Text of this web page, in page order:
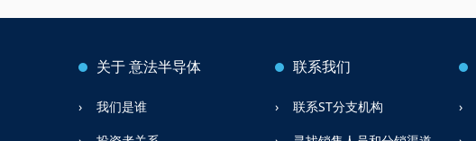
关于意法半导体
我们是谁
联系我们
联系ST分支机构